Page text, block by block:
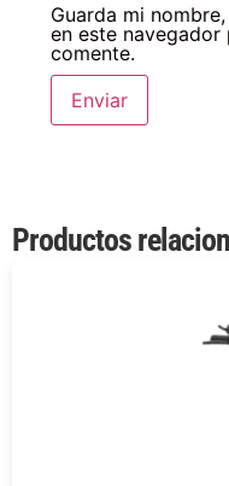
Guarda mi
en este
comente.
Productos